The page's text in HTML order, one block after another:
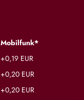
Mobilfunk*
+0,19 EUR
+0,20 EUR
+0,20 EUR